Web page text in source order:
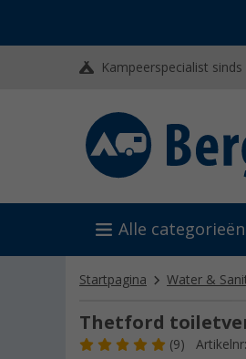
Kampeerspecialist sinds
Alle categorieën
Startpagina Water &
Thetford
(9)